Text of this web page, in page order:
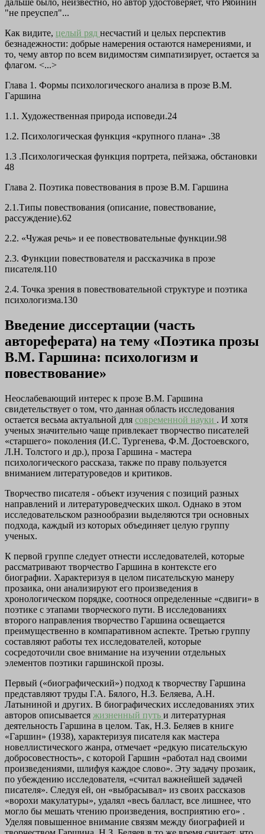
дальше было, неизвестно, но автор удостоверяет, что Рябинин
"не преуспел"...
Как видите, целый ряд несчастий и целых перспектив
безнадежности: добрые намерения остаются намерениями, и
то, чему автор по всем видимостям симпатизирует, остается за
флагом. <...>
Глава 1. Формы психологического анализа в прозе В.М.
Гаршина
1.1. Художественная природа исповеди.24
1.2. Психологическая функция «крупного плана» .38
1.3 .Психологическая функция портрета, пейзажа, обстановки
48
Глава 2. Поэтика повествования в прозе В.М. Гаршина
2.1.Типы повествования (описание, повествование,
рассуждение).62
2.2. «Чужая речь» и ее повествовательные функции.98
2.3. Функции повествователя и рассказчика в прозе
писателя.110
2.4. Точка зрения в повествовательной структуре и поэтика
психологизма.130
Введение диссертации (часть
автореферата) на тему «Поэтика прозы
В.М. Гаршина: психологизм и
повествование»
Неослабевающий интерес к прозе В.М. Гаршина
свидетельствует о том, что данная область исследования
остается весьма актуальной для современной науки . И хотя
ученых значительно чаще привлекает творчество писателей
«старшего» поколения (И.С. Тургенева, Ф.М. Достоевского,
Л.Н. Толстого и др.), проза Гаршина - мастера
психологического рассказа, также по праву пользуется
вниманием литературоведов и критиков.
Творчество писателя - объект изучения с позиций разных
направлений и литературоведческих школ. Однако в этом
исследовательском разнообразии выделяются три основных
подхода, каждый из которых объединяет целую группу
ученых.
К первой группе следует отнести исследователей, которые
рассматривают творчество Гаршина в контексте его
биографии. Характеризуя в целом писательскую манеру
прозаика, они анализируют его произведения в
хронологическом порядке, соотнося определенные «сдвиги» в
поэтике с этапами творческого пути. В исследованиях
второго направления творчество Гаршина освещается
преимущественно в компаративном аспекте. Третью группу
составляют работы тех исследователей, которые
сосредоточили свое внимание на изучении отдельных
элементов поэтики гаршинской прозы.
Первый («биографический») подход к творчеству Гаршина
представляют труды Г.А. Бялого, Н.З. Беляева, А.Н.
Латыниной и других. В биографических исследованиях этих
авторов описывается жизненный путь и литературная
деятельность Гаршина в целом. Так, Н.З. Беляев в книге
«Гаршин» (1938), характеризуя писателя как мастера
новеллистического жанра, отмечает «редкую писательскую
добросовестность», с которой Гаршин «работал над своими
произведениями, шлифуя каждое слово». Эту задачу прозаик,
по убеждению исследователя, «считал важнейшей задачей
писателя». Следуя ей, он «выбрасывал» из своих рассказов
«ворохи макулатуры», удалял «весь балласт, все лишнее, что
могло бы мешать чтению произведения, восприятию его» .
Уделяя повышенное внимание связям между биографией и